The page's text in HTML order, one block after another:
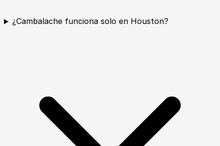
¿Cambalache funciona solo en Houston?